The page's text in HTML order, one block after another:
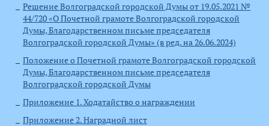
Решение Волгоградской городской Думы от 19.05.2021 №
44/720 «О Почетной грамоте Волгоградской городской
Думы, Благодарственном письме председателя
Волгоградской городской Думы» (в ред. на 26.06.2024)
Положение о Почетной грамоте Волгоградской городской
Думы, Благодарственном письме председателя
Волгоградской городской Думы
Приложение 1. Ходатайство о награждении
Приложение 2. Наградной лист